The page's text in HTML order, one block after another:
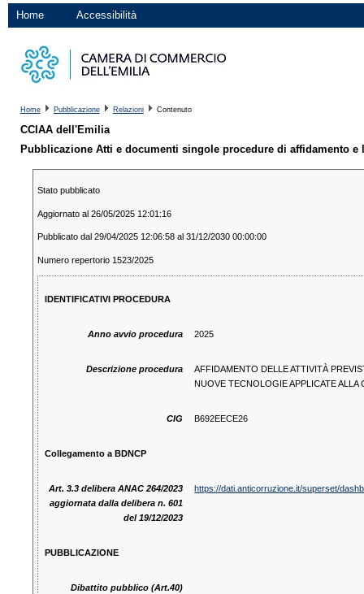
Home Accessibilità
Home Pubblicazione Relazioni Contenuto
CCIAA dell'Emilia
Pubblicazione Atti e documenti singole procedure di affidamento e
Stato pubblicato
Aggiornato al 26/05/2025 12:01:16
Pubblicato dal 29/04/2025 12:06:58 al 31/12/2030 00:00:00
Numero repertorio 1523/2025
IDENTIFICATIVI PROCEDURA
Anno avvio procedura 2025
Descrizione procedura
AFFIDAMENTO DELLE ATTIVITÀ
NUOVE TECNOLOGIE APPLICATE
CIG B692EECE26
Collegamento a BDNCP
Art. 3.3 delibera ANAC 264/2023
aggiornata dalla delibera n. 601
del 19/12/2023
https://dati.anticorruzione.it/superset/
PUBBLICAZIONE
Dibattito pubblico (Art.40)